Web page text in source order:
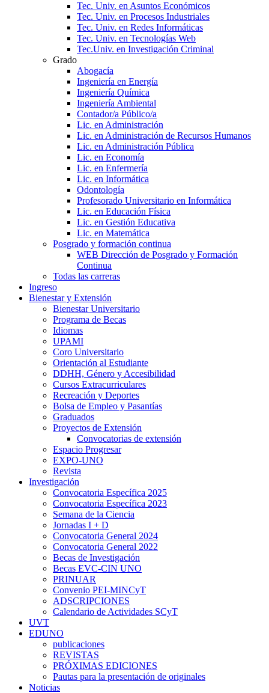
Tec. Univ. en Asuntos Económicos
Tec. Univ. en Procesos Industriales
Tec. Univ. en Redes Informáticas
Tec. Univ. en Tecnologías Web
Tec.Univ. en Investigación Criminal
Grado
Abogacía
Ingeniería en Energía
Ingeniería Química
Ingeniería Ambiental
Contador/a Público/a
Lic. en Administración
Lic. en Administración de Recursos Humanos
Lic. en Administración Pública
Lic. en Economía
Lic. en Enfermería
Lic. en Informática
Odontología
Profesorado Universitario en Informática
Lic. en Educación Física
Lic. en Gestión Educativa
Lic. en Matemática
Posgrado y formación continua
WEB Dirección de Posgrado y Formación
Continua
Todas las carreras
Ingreso
Bienestar y Extensión
Bienestar Universitario
Programa de Becas
Idiomas
UPAMI
Coro Universitario
Orientación al Estudiante
DDHH, Género y Accesibilidad
Cursos Extracurriculares
Recreación y Deportes
Bolsa de Empleo y Pasantías
Graduados
Proyectos de Extensión
Convocatorias de extensión
Espacio Progresar
EXPO-UNO
Revista
Investigación
Convocatoria Específica 2025
Convocatoria Específica 2023
Semana de la Ciencia
Jornadas I + D
Convocatoria General 2024
Convocatoria General 2022
Becas de Investigación
Becas EVC-CIN UNO
PRINUAR
Convenio PEI-MINCyT
ADSCRIPCIONES
Calendario de Actividades SCyT
UVT
EDUNO
publicaciones
REVISTAS
PRÓXIMAS EDICIONES
Pautas para la presentación de originales
Noticias